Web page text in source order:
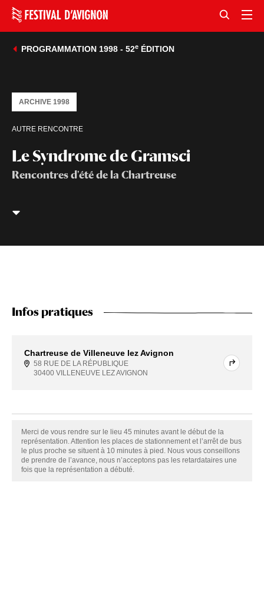
PROGRAMMATION 1998 - 52eÉDITION
Le Syndrome de Gramsci
Rencontres d'été de la Chartreuse
AUTRE RENCONTRE
ARCHIVE 1998
Infos pratiques
Chartreuse de Villeneuve lez Avignon
58 RUE DE LA RÉPUBLIQUE
30400 VILLENEUVE LEZ AVIGNON
Merci de vous rendre sur le lieu 45 minutes avant le début de la
représentation. Attention les places de stationnement et l’arrêt de bus
le plus proche se situent à 10 minutes à pied. Nous vous conseillons
de prendre de l’avance, nous n’acceptons pas les retardataires une
fois que la représentation a débuté.